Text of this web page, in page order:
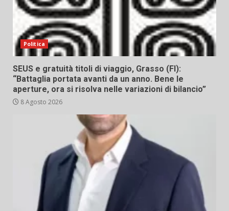
Politica
SEUS e gratuità titoli di viaggio, Grasso (FI):
“Battaglia portata avanti da un anno. Bene le
aperture, ora si risolva nelle variazioni di bilancio”
8 Agosto 2026